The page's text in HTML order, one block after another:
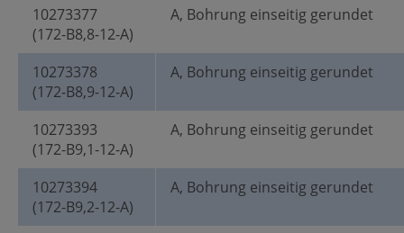
10273377
(172-B8,8-12-A)
A, Bohrung einseitig gerundet
10273378
(172-B8,9-12-A)
A, Bohrung einseitig gerundet
10273393
(172-B9,1-12-A)
A, Bohrung einseitig gerundet
10273394
(172-B9,2-12-A)
A, Bohrung einseitig gerundet